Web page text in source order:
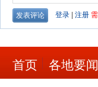
首页 各地要闻